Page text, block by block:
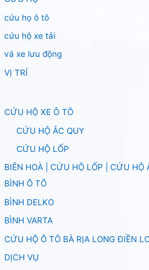
cứu họ ô tô
cứu hộ xe tải
vá xe lưu động
VỊ TRÍ
CỨU HỘ XE Ô TÔ
CỨU HỘ ẮC QUY
CỨU HỘ LỐP
BIÊN HOÀ | CỨU HỘ LỐP | CỨU HỘ
BÌNH Ô TÔ
BÌNH DELKO
BÌNH VARTA
CỨU HỘ Ô TÔ BÀ RỊA LONG ĐIỀN
DỊCH VỤ